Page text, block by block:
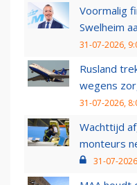
Voormalig
Swelheim
31-07-2026,
Rusland
wegens
31-07-2026,
Wachttijd
monteurs
31-07-